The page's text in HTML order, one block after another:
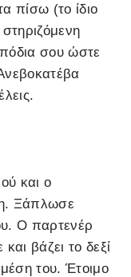
πίσω (το ίδιο
σου ώστε
και ο
Ξάπλωσε
Ο παρτενέρ
βάζει το δεξί
του. Έτοιμο